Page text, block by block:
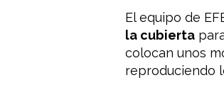
El equipo de
la cubierta
colocan unos
reproduciendo